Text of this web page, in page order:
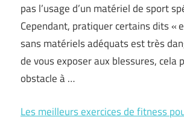
pas l’usage d’un matériel de sport
Cependant, pratiquer certains dits «
sans matériels adéquats est très
de vous exposer aux blessures, cela
obstacle à …
Les meilleurs exercices de fitness